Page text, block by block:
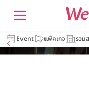
Event แพ็คเกจ รวม